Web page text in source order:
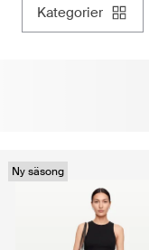
kategorier
Ny säsong